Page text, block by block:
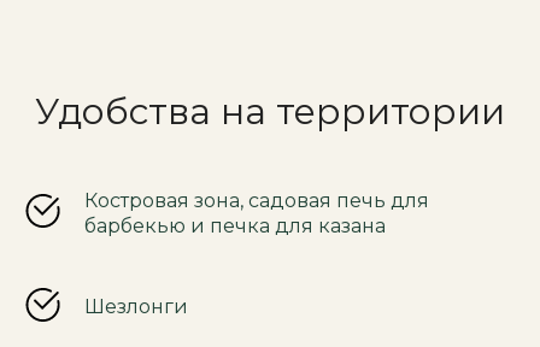
Удобства на территории
Костровая зона, садовая печь для
барбекью и печка для казана
Шезлонги